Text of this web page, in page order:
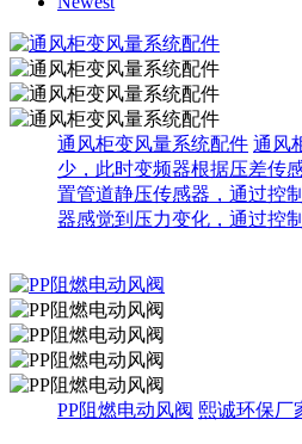
通风柜变风量系统配件 通风
少，此时变频器根据压差传
置管道静压传感器，通过控
器感觉到压力变化，通过控
PP阻燃电动风阀 熙诚环保厂